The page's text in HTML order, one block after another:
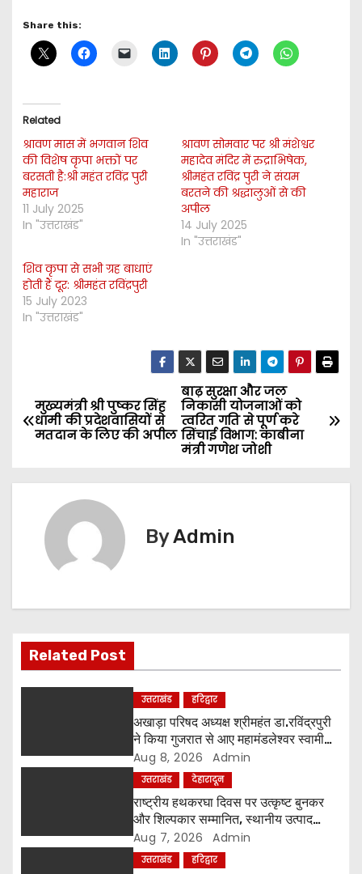
Share this:
Related
श्रावण मास में भगवान शिव
की विशेष कृपा भक्तों पर
बरसती है:श्री महंत रविंद्र पुरी
महाराज
11 July 2025
In "उत्तराखंड"
श्रावण सोमवार पर श्री मंशेश्वर
महादेव मंदिर में रुद्राभिषेक,
श्रीमहंत रविंद्र पुरी ने संयम
बरतने की श्रद्धालुओं से की
अपील
14 July 2025
In "उत्तराखंड"
शिव कृपा से सभी ग्रह बाधाएं
होती हैं दूर: श्रीमहंत रविंद्रपुरी
15 July 2023
In "उत्तराखंड"
P
o
v
i
g
i
n
बाढ़ सुरक्षा और जल
निकासी योजनाओं को
त्वरित गति से पूर्ण करे
सिंचाई विभाग: काबीना
मंत्री गणेश जोशी
मुख्यमंत्री श्री पुष्कर सिंह
धामी की प्रदेशवासियों से
मतदान के लिए की अपील
ByAdmin
Related Post
उत्तराखंड हरिद्वार
अखाड़ा परिषद अध्यक्ष श्रीमहंत डा.रविंद्रपुरी
ने किया गुजरात से आए महामंडलेश्वर स्वामी
कुर्षी पुरी और भक्तों का स्वागत
Aug 8, 2026 Admin
उत्तराखंड देहारादून
राष्ट्रीय हथकरघा दिवस पर उत्कृष्ट बुनकर
और शिल्पकार सम्मानित, स्थानीय उत्पाद
अपनाने का आह्वान
Aug 7, 2026 Admin
उत्तराखंड हरिद्वार